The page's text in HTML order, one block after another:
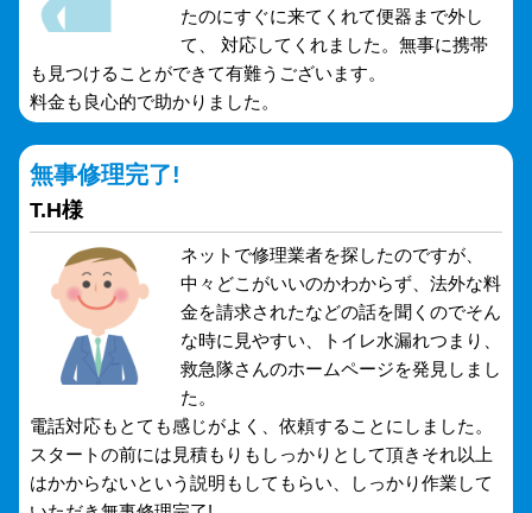
たのにすぐに来てくれて便器まで外し
て、 対応してくれました。無事に携帯
も見つけることができて有難うございます。
料金も良心的で助かりました。
無事修理完了!
T.H様
ネットで修理業者を探したのですが、
中々どこがいいのかわからず、法外な料
金を請求されたなどの話を聞くのでそん
な時に見やすい、トイレ水漏れつまり、
救急隊さんのホームページを発見しまし
た。
電話対応もとても感じがよく、依頼することにしました。
スタートの前には見積もりもしっかりとして頂きそれ以上
はかからないという説明もしてもらい、しっかり作業して